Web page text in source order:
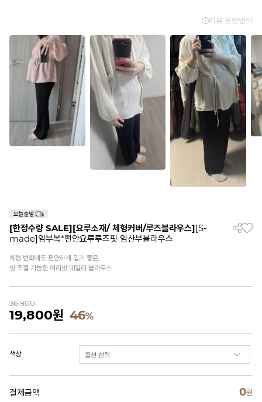
[한정수량 SALE][요루소재/ 체형커버/루즈블라우스][S-
made]임부복*편안요루루즈핏 임산부블라우스
체형 변화에도 편안하게 입기 좋은,
핏 조절 가능한 여리핏 데일리 블라우스
36,900
19,800원 46%
색상
결제금액 0원